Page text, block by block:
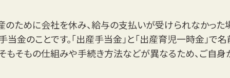
ために会社を休み、給与の支払いが受けられなかった
金のことです。「出産手当金」と「出産育児一時金」で
そもそもの仕組みや手続き方法などが異なるため、ご自